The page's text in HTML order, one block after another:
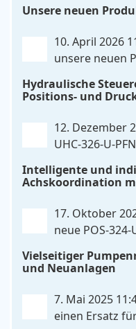
Sollwertsignale von
Druckregler
integrierten
nicht gibt. Die
Unsere neuen
10. April 2026
unsere neuen
Diese
und
Zwei-Achs-
PFN Hydraulisches
Positions- und. . .
Hydraulische
Positions- und
12. Dezember
UHC-326-U-
gleichbleibendem
erhalten, gleichzeitig
maximale
hydraulisches
Achspositionierung
Druckregelung.. . .
Intelligente und
Achskoordination
17. Oktober
neue POS-
vier neue Features:
Skripterweiterung,
Vielseitiger
und Neuanlagen
7. Mai 2025
einen Ersatz